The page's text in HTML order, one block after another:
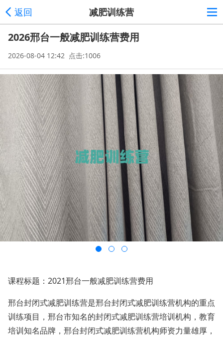
返回 减肥训练营
2026邢台一般减肥训练营费用
2026-08-04 12:42 点击:1006
课程标题：2021邢台一般减肥训练营费用
邢台封闭式减肥训练营是邢台封闭式减肥训练营机构的重点
训练项目，邢台市知名的封闭式减肥训练营培训机构，教育
培训知名品牌，邢台封闭式减肥训练营机构师资力量雄厚，